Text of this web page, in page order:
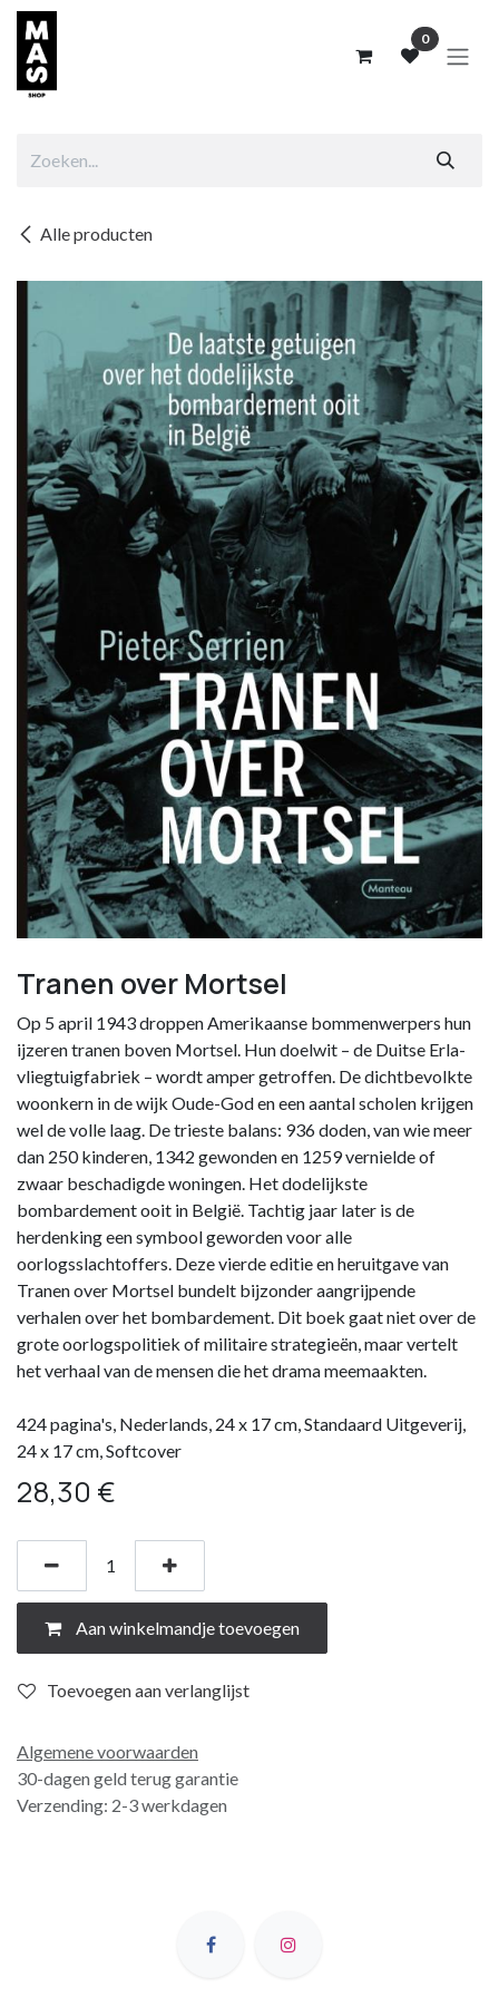
Overslaan naar inhoud
0
Alle producten
Tranen over Mortsel
Op 5 april 1943 droppen Amerikaanse bommenwerpers hun
ijzeren tranen boven Mortsel. Hun doelwit – de Duitse Erla-
vliegtuigfabriek – wordt amper getroffen. De dichtbevolkte
woonkern in de wijk Oude-God en een aantal scholen krijgen
wel de volle laag. De trieste balans: 936 doden, van wie meer
dan 250 kinderen, 1342 gewonden en 1259 vernielde of
zwaar beschadigde woningen. Het dodelijkste
bombardement ooit in België. Tachtig jaar later is de
herdenking een symbool geworden voor alle
oorlogsslachtoffers. Deze vierde editie en heruitgave van
Tranen over Mortsel bundelt bijzonder aangrijpende
verhalen over het bombardement. Dit boek gaat niet over de
grote oorlogspolitiek of militaire strategieën, maar vertelt
het verhaal van de mensen die het drama meemaakten.
424 pagina's, Nederlands, 24 x 17 cm, Standaard Uitgeverij,
24 x 17 cm, Softcover
28,30 €
Aan winkelmandje toevoegen
Toevoegen aan verlanglijst
Algemene voorwaarden
30-dagen geld terug garantie
Verzending: 2-3 werkdagen